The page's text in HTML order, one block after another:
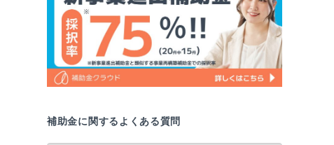
補助金に関するよくある質問